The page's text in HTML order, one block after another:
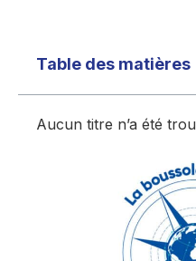
Table des matières
Aucun titre n’a été